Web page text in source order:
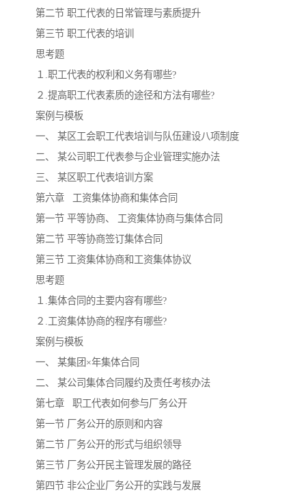
第二节 职工代表的日常管理与素质提升
第三节 职工代表的培训
思考题
１.职工代表的权利和义务有哪些?
２.提高职工代表素质的途径和方法有哪些?
案例与模板
一、 某区工会职工代表培训与队伍建设八项制度
二、 某公司职工代表参与企业管理实施办法
三、 某区职工代表培训方案
第六章 工资集体协商和集体合同
第一节 平等协商、 工资集体协商与集体合同
第二节 平等协商签订集体合同
第三节 工资集体协商和工资集体协议
思考题
１.集体合同的主要内容有哪些?
２.工资集体协商的程序有哪些?
案例与模板
一、 某集团×年集体合同
二、 某公司集体合同履约及责任考核办法
第七章 职工代表如何参与厂务公开
第一节 厂务公开的原则和内容
第二节 厂务公开的形式与组织领导
第三节 厂务公开民主管理发展的路径
第四节 非公企业厂务公开的实践与发展